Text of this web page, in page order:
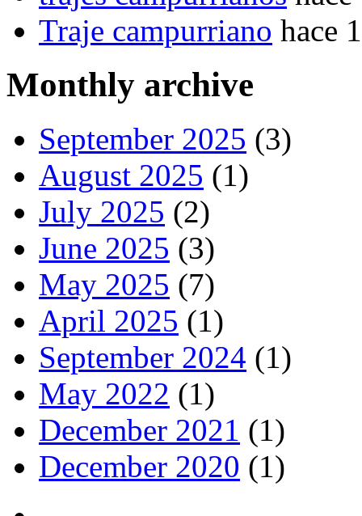
Traje campurriano hace
Monthly archive
September 2025 (3)
August 2025 (1)
July 2025 (2)
June 2025 (3)
May 2025 (7)
April 2025 (1)
September 2024 (1)
May 2022 (1)
December 2021 (1)
December 2020 (1)